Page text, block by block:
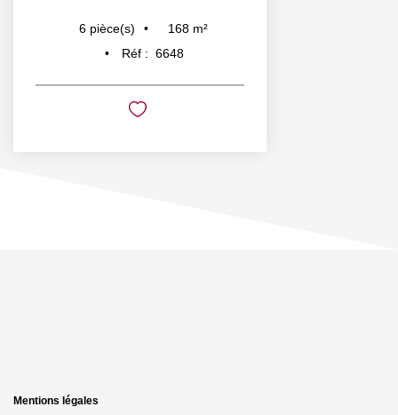
6 pièce(s) 168 m²
Réf : 6648
Mentions légales